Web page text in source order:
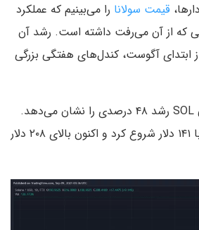
قیمت سولانا را می‌بینیم که عملکرد
که از آن می‌رفت داشته است. رشد آن
ابتدای آگوست، کندل‌های هفتگی بزرگی
جدیدترین کندل هفتگی SOL رشد ۴۸ درصدی را نشان می‌دهد.
این کوین هفته اخیر را با ۱۴۱ دلار شروع کرد و اکنون بالای ۲۰۸ دلار